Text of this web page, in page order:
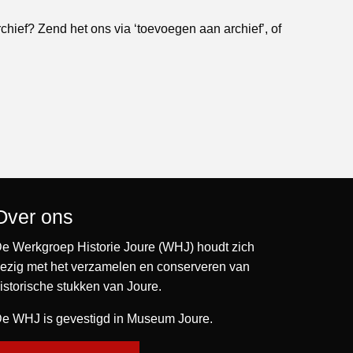
Zend het ons via ‘toevoegen aan archief’, of
ons
Werkgroep Historie Joure (WHJ) houdt zich
met het verzamelen en conserveren van
stukken van Joure.
WHJ is gevestigd in Museum Joure.